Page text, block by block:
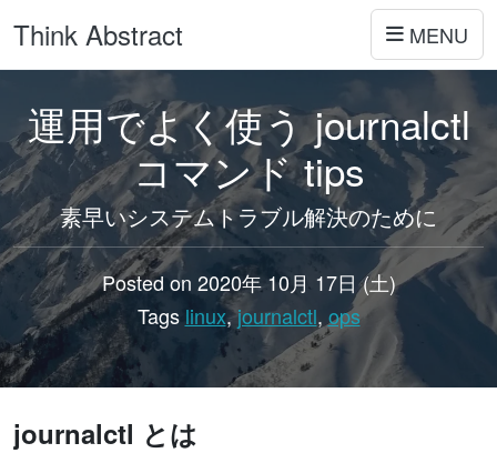
Think Abstract MENU
運用でよく使う journalctl
コマンド tips
素早いシステムトラブル解決のために
Posted on 2020年 10月 17日 (土)
Tags linux,journalctl, ops
linux, journalctl, ops
journalctl とは